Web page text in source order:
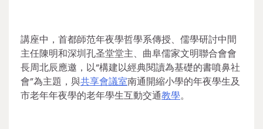
講座中，首都師范年夜學哲學系傳授、儒學研討中間
主任陳明和深圳孔圣堂堂主、曲阜儒家文明聯合會會
長周北辰應邀，以“構建以經典閱讀為基礎的書噴鼻社
會”為主題，與共享會議室南通開縮小學的年夜學生及
市老年年夜學的老年學生互動交通教學。